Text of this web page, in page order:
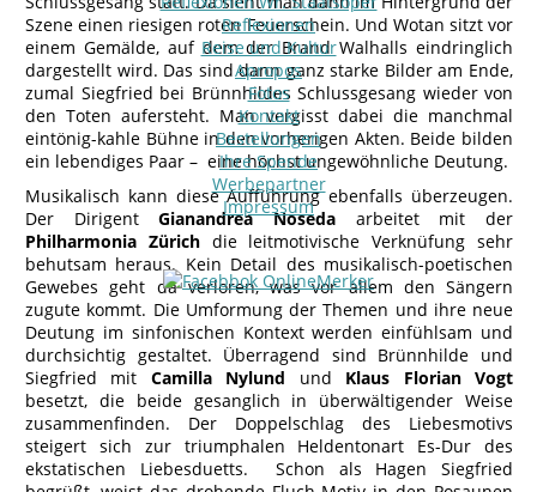
Reflexionen
Reise und Kultur
Apropos
Fotos
Kontakt
Bestellungen
Ihre Spende
Werbepartner
Impressum
Szene einen riesigen roten Feuerschein. Und Wotan sitzt vor
einem Gemälde, auf dem der Brand Walhalls eindringlich
dargestellt wird. Das sind dann ganz starke Bilder am Ende,
zumal Siegfried bei Brünnhildes Schlussgesang wieder von
den Toten aufersteht. Man vergisst dabei die manchmal
eintönig-kahle Bühne in den vorherigen Akten. Beide bilden
ein lebendiges Paar – eine höchst ungewöhnliche Deutung.
Musikalisch kann diese Aufführung ebenfalls überzeugen.
Der DirigentGianandrea Noseda arbeitet mit der
Philharmonia Zürichdie leitmotivische Verknüfung sehr
behutsam heraus. Kein Detail des musikalisch-poetischen
Gewebes geht da verloren, was vor allem den Sängern
zugute kommt. Die Umformung der Themen und ihre neue
Deutung im sinfonischen Kontext werden einfühlsam und
durchsichtig gestaltet. Überragend sind Brünnhilde und
Siegfried mit Camilla Nylund und Klaus Florian Vogt
besetzt, die beide gesanglich in überwältigender Weise
zusammenfinden. Der Doppelschlag des Liebesmotivs
steigert sich zur triumphalen Heldentonart Es-Dur des
ekstatischen Liebesduetts. Schon als Hagen Siegfried